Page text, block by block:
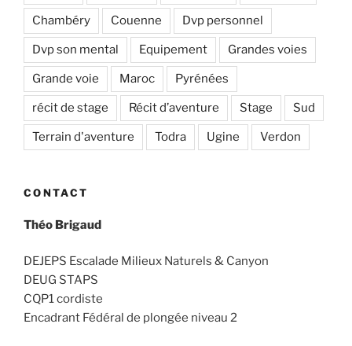
Chambéry Couenne Dvp personnel
Dvp son mental Equipement Grandes voies
Grande voie Maroc Pyrénées
récit de stage Récit d’aventure Stage Sud
Terrain d'aventure Todra Ugine Verdon
CONTACT
Théo Brigaud
DEJEPS Escalade Milieux Naturels & Canyon
DEUG STAPS
CQP1 cordiste
Encadrant Fédéral de plongée niveau 2